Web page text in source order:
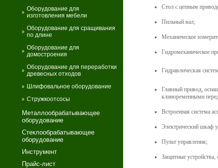
Оборудование для
изготовления мебели
Оборудование для сращивания
по длине
Оборудование для
домостроения
Оборудование для переработки
древесных отходов
Шлифовальное оборудование
Стружкоотсосы
Металлообрабатывающее
оборудование
Стеклообрабатывающее
оборудование
Инструмент
Прайс-лист
Стол с цепным
Пильный вал;
Механическое
Гидромеханическое
Гидравлическая
Главный привод,
клиноременными
Встроенная система
Электрический шкаф
Пульт управления;
Защитные